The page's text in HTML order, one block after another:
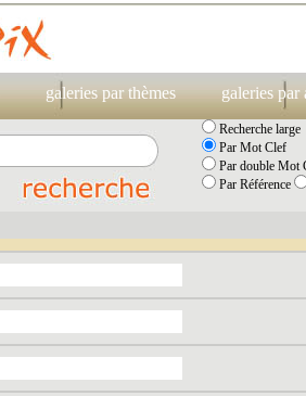
galeries par thèmes galeries par
Recherche large
Par Mot Clef
Par double Mot
Par Référence